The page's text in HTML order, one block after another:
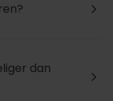
arrow_forward_ios
dan
arrow_forward_ios